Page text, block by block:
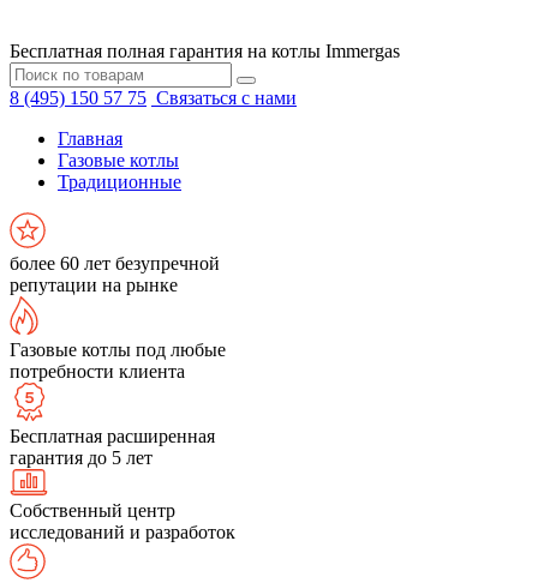
Бесплатная полная гарантия на котлы Immergas
8 (495) 150 57 75 Связаться с нами
Главная
Газовые котлы
Традиционные
более 60 лет безупречной
репутации на рынке
Газовые котлы под любые
потребности клиента
Бесплатная расширенная
гарантия до 5 лет
Собственный центр
исследований и разработок